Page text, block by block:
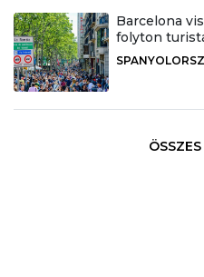
Barcelona
folyton